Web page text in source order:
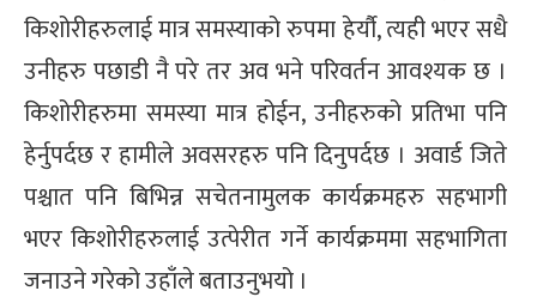
किशोरीहरुलाई मात्र समस्याको रुपमा हेर्यौ, त्यही भएर सधै
उनीहरु पछाडी नै परे तर अव भने परिवर्तन आवश्यक छ ।
किशोरीहरुमा समस्या मात्र होईन, उनीहरुको प्रतिभा पनि
हेर्नुपर्दछ र हामीले अवसरहरु पनि दिनुपर्दछ । अवार्ड जिते
पश्चात पनि बिभिन्न सचेतनामुलक कार्यक्रमहरु सहभागी
भएर किशोरीहरुलाई उत्पेरीत गर्ने कार्यक्रममा सहभागिता
जनाउने गरेको उहाँले बताउनुभयो ।